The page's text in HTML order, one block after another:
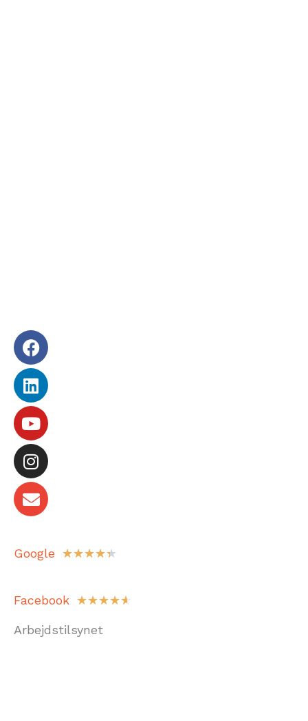
Google ★★★★★
Facebook ☆☆☆☆☆
Arbejdstilsynet